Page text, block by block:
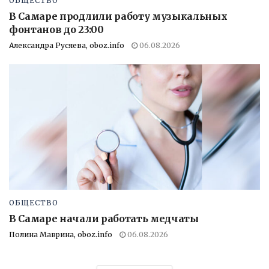
В Самаре продлили работу музыкальных
фонтанов до 23:00
Александра Русяева, oboz.info 06.08.2026
ОБЩЕСТВО
В Самаре начали работать медчаты
Полина Маврина, oboz.info 06.08.2026